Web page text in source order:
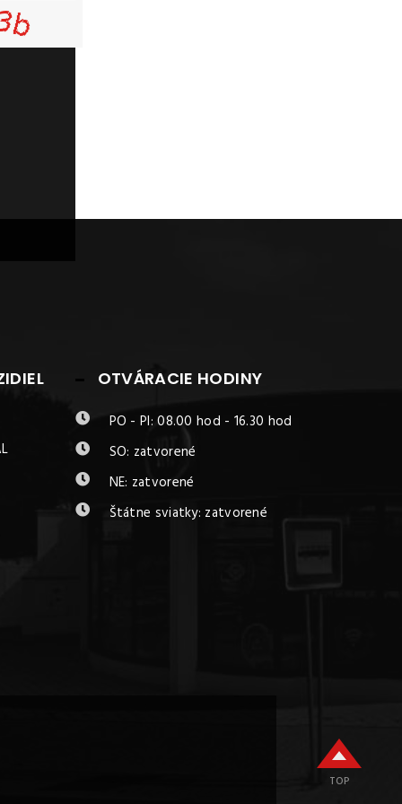
OTVÁRACIE HODINY
PO - PI: 08.00 hod - 16.30 hod
SO: zatvorené
NE: zatvorené
Štátne sviatky: zatvorené
TOP